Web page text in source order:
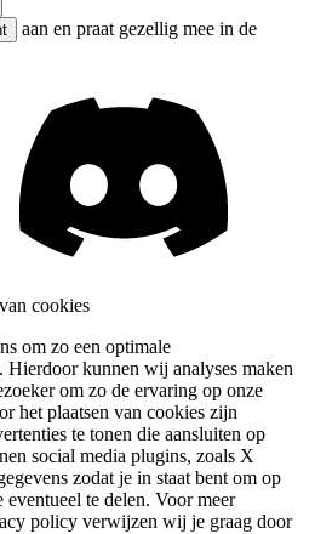
aan en praat gezellig mee in de
cookies
om zo een optimale
Hierdoor kunnen wij analyses maken
om zo de ervaring op onze
het plaatsen van cookies zijn
te tonen die aansluiten op
social media plugins, zoals X
zodat je in staat bent om op
eventueel te delen. Voor meer
policy verwijzen wij je graag door